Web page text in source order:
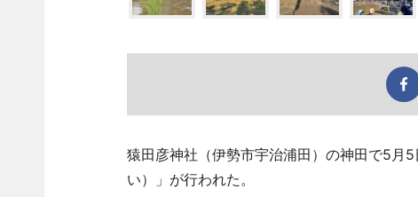
猿田彦神社（伊勢市宇治浦田）の神田で5月
い）」が行われた。